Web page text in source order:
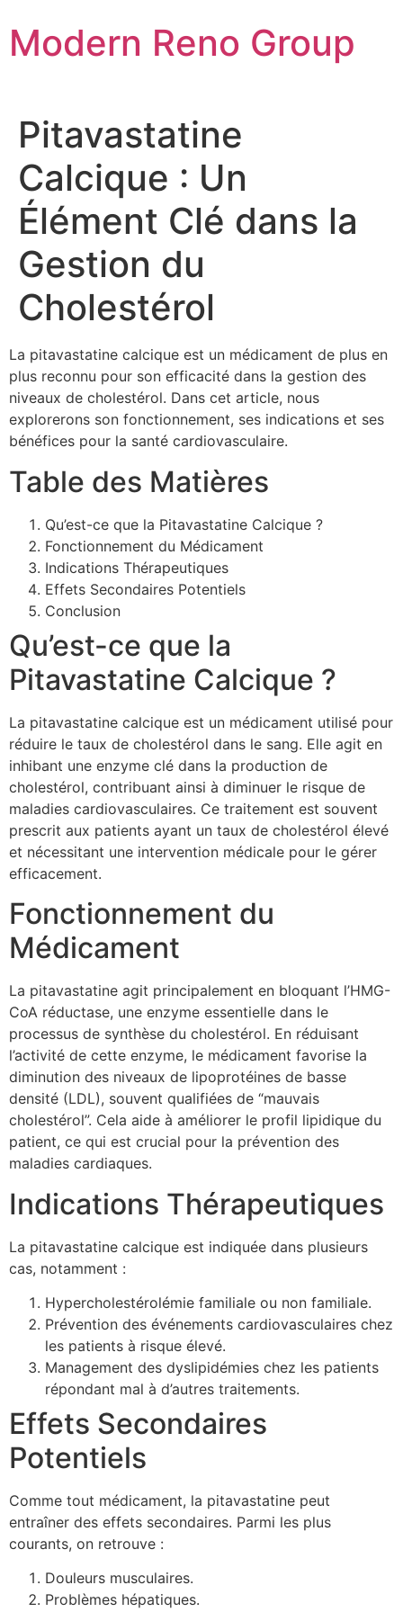
to
content
Modern Reno Group
Pitavastatine
Calcique : Un
Élément Clé dans la
Gestion du
Cholestérol
La pitavastatine calcique est un médicament de plus en
plus reconnu pour son efficacité dans la gestion des
niveaux de cholestérol. Dans cet article, nous
explorerons son fonctionnement, ses indications et ses
bénéfices pour la santé cardiovasculaire.
Table des Matières
Qu’est-ce que la Pitavastatine Calcique ?
Fonctionnement du Médicament
Indications Thérapeutiques
Effets Secondaires Potentiels
Conclusion
Qu’est-ce que la
Pitavastatine Calcique ?
La pitavastatine calcique est un médicament utilisé pour
réduire le taux de cholestérol dans le sang. Elle agit en
inhibant une enzyme clé dans la production de
cholestérol, contribuant ainsi à diminuer le risque de
maladies cardiovasculaires. Ce traitement est souvent
prescrit aux patients ayant un taux de cholestérol élevé
et nécessitant une intervention médicale pour le gérer
efficacement.
Fonctionnement du
Médicament
La pitavastatine agit principalement en bloquant l’HMG-
CoA réductase, une enzyme essentielle dans le
processus de synthèse du cholestérol. En réduisant
l’activité de cette enzyme, le médicament favorise la
diminution des niveaux de lipoprotéines de basse
densité (LDL), souvent qualifiées de “mauvais
cholestérol”. Cela aide à améliorer le profil lipidique du
patient, ce qui est crucial pour la prévention des
maladies cardiaques.
Indications Thérapeutiques
La pitavastatine calcique est indiquée dans plusieurs
cas, notamment :
Hypercholestérolémie familiale ou non familiale.
Prévention des événements cardiovasculaires chez
les patients à risque élevé.
Management des dyslipidémies chez les patients
répondant mal à d’autres traitements.
Effets Secondaires
Potentiels
Comme tout médicament, la pitavastatine peut
entraîner des effets secondaires. Parmi les plus
courants, on retrouve :
Douleurs musculaires.
Problèmes hépatiques.